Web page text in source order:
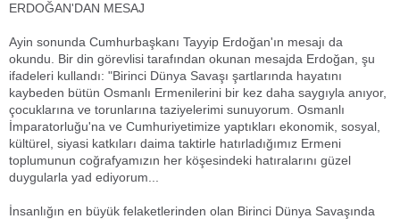
ERDOĞAN'DAN MESAJ
Ayin sonunda Cumhurbaşkanı Tayyip Erdoğan'ın mesajı da
okundu. Bir din görevlisi tarafından okunan mesajda Erdoğan, şu
ifadeleri kullandı: "Birinci Dünya Savaşı şartlarında hayatını
kaybeden bütün Osmanlı Ermenilerini bir kez daha saygıyla anıyor,
çocuklarına ve torunlarına taziyelerimi sunuyorum. Osmanlı
İmparatorluğu'na ve Cumhuriyetimize yaptıkları ekonomik, sosyal,
kültürel, siyasi katkıları daima taktirle hatırladığımız Ermeni
toplumunun coğrafyamızın her köşesindeki hatıralarını güzel
duygularla yad ediyorum...
İnsanlığın en büyük felaketlerinden olan Birinci Dünya Savaşında